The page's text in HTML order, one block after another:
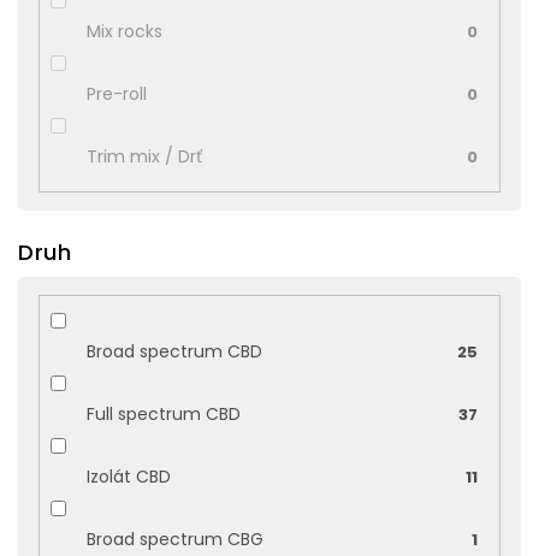
Mix rocks 0
Pre-roll 0
Trim mix / Drť 0
Druh
Broad spectrum CBD 25
Full spectrum CBD 37
Izolát CBD 11
Broad spectrum CBG 1